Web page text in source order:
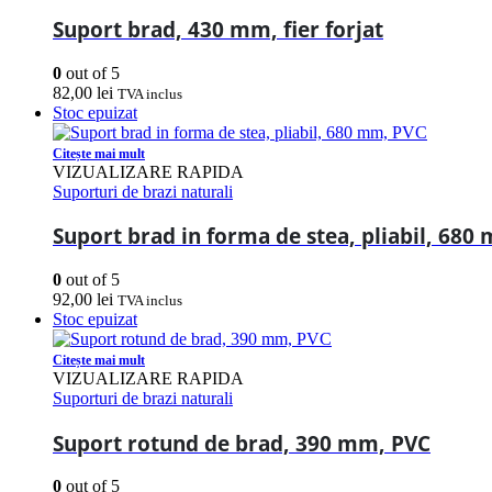
Suport brad, 430 mm, fier forjat
0 out of 5
82,00 lei TVA inclus
Stoc epuizat
Citește mai mult
VIZUALIZARE RAPIDA
Suporturi de brazi naturali
Suport brad in forma de stea, pliabil, 680
0 out of 5
92,00 lei TVA inclus
Stoc epuizat
Citește mai mult
VIZUALIZARE RAPIDA
Suporturi de brazi naturali
Suport rotund de brad, 390 mm, PVC
0 out of 5